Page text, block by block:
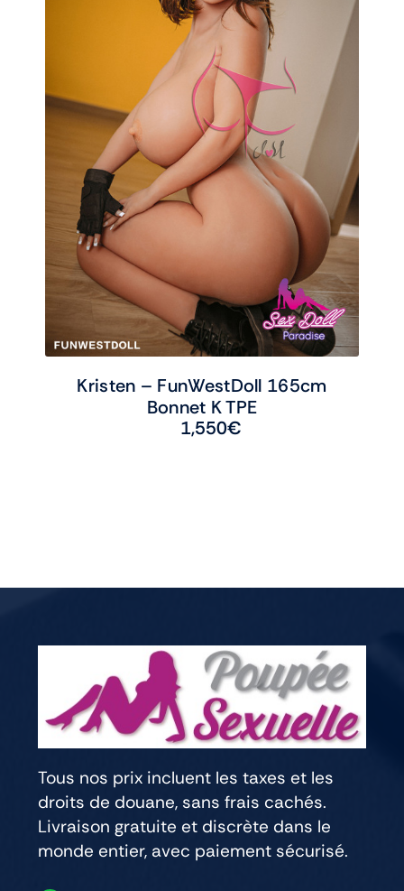
Kristen – FunWestDoll 165cm
Bonnet K TPE
1,550€
Tous nos prix incluent les taxes et les
droits de douane, sans frais cachés.
Livraison gratuite et discrète dans le
monde entier, avec paiement sécurisé.